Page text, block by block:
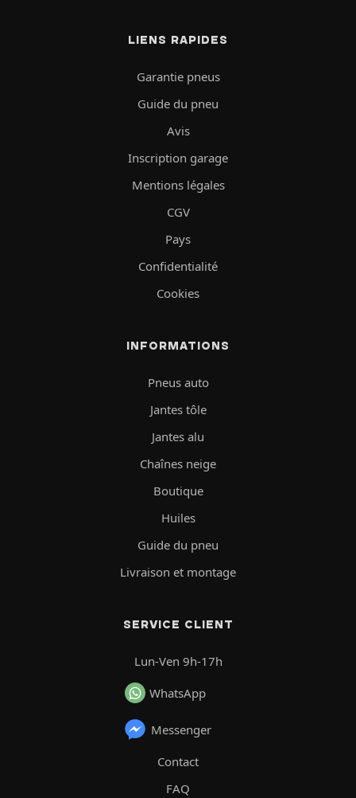
LIENS RAPIDES
Garantie pneus
Guide du pneu
Avis
Inscription garage
Mentions légales
CGV
Pays
Confidentialité
Cookies
INFORMATIONS
Pneus auto
Jantes tôle
Jantes alu
Chaînes neige
Boutique
Huiles
Guide du pneu
Livraison et montage
SERVICE CLIENT
Lun-Ven 9h-17h
WhatsApp
Messenger
Contact
FAQ